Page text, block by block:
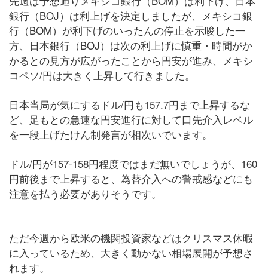
銀行（BOJ）は利上げを決定しましたが、メキシコ銀
行（BOM）が利下げのいったんの停止を示唆した一
方、日本銀行（BOJ）は次の利上げに慎重・時間がか
かるとの見方が広がったことから円安が進み、メキシ
コペソ/円は大きく上昇して行きました。
日本当局が気にするドル/円も157.7円まで上昇するな
ど、足もとの急速な円安進行に対して口先介入レベル
を一段上げたけん制発言が相次いでいます。
ドル/円が157-158円程度ではまだ無いでしょうが、160
円前後まで上昇すると、為替介入への警戒感などにも
注意を払う必要がありそうです。
ただ今週から欧米の機関投資家などはクリスマス休暇
に入っているため、大きく動かない相場展開が予想さ
れます。